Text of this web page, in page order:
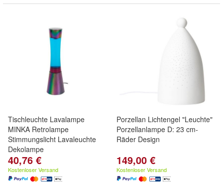
Tischleuchte Lavalampe
MINKA Retrolampe
Stimmungslicht Lavaleuchte
Dekolampe
40,76 €
Kostenloser Versand
Porzellan Lichtengel "Leuchte"
Porzellanlampe D: 23 cm-
Räder Design
149,00 €
Kostenloser Versand